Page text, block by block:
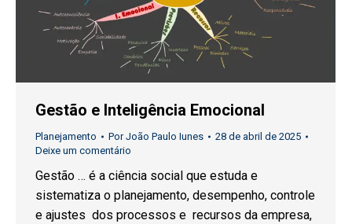
Gestão e Inteligência Emocional
Planejamento PorJoão Paulo Iunes
28 de abril de 2025
Deixe um comentário
Gestão … é a ciência social que estuda e
sistematiza o planejamento, desempenho, controle
e ajustes dos processos e recursos da empresa,